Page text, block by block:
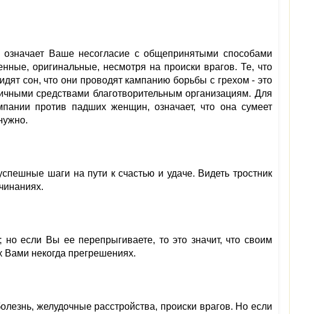
Ваше несогласие с общепринятыми способами
оригинальные, несмотря на происки врагов. Те, что
сон, что они проводят кампанию борьбы с грехом - это
средствами благотворительным организациям. Для
против падших женщин, означает, что она сумеет
шаги на пути к счастью и удаче. Видеть тростник
если Вы ее перепрыгиваете, то это значит, что своим
некогда прегрешениях.
желудочные расстройства, происки врагов. Но если